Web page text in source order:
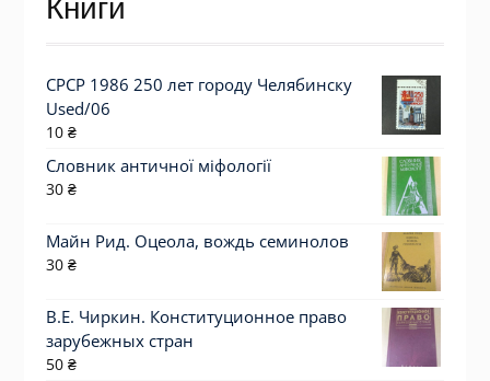
Книги
СРСР 1986 250 лет городу Челябинску
Used/06
10 ₴
Словник античної міфології
30 ₴
Майн Рид. Оцеола, вождь семинолов
30 ₴
В.Е. Чиркин. Конституционное право
зарубежных стран
50 ₴